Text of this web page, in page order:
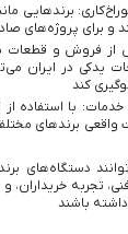
و برای پروژه‌های
فروش و قطعات
در ایران
کند
با استفاده از
واقعی برندهای
دستگاه‌های
تجربه خریداران،
باشند